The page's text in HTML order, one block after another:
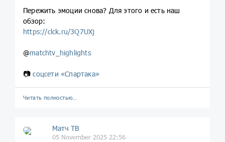
Пережить эмоции снова? Для этого и есть наш
обзор:
https://clck.ru/3Q7UXj
@matchtv_highlights
📷соцсети «Спартака»
Читать полностью…
Матч ТВ
05 November 2025 22:56